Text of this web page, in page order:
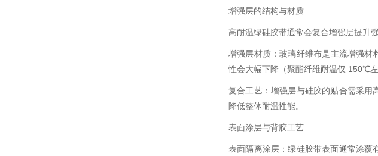
增强层的结构与材质
高耐温绿硅胶带通常会复合增强层提升
增强层材质：玻璃纤维布是主流增强
性会大幅下降（聚酯纤维耐温仅 150℃
复合工艺：增强层与硅胶的贴合需采用
降低整体耐温性能。
表面涂层与背胶工艺
表面隔离涂层：绿硅胶带表面通常涂覆